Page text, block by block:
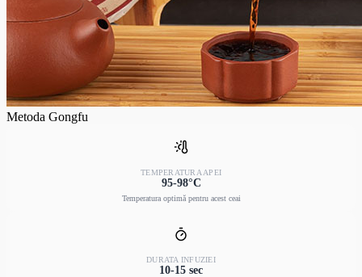
Metoda Gongfu
TEMPERATURA APEI
95-98°C
Temperatura optimă pentru acest ceai
DURATA INFUZIEI
10-15 sec